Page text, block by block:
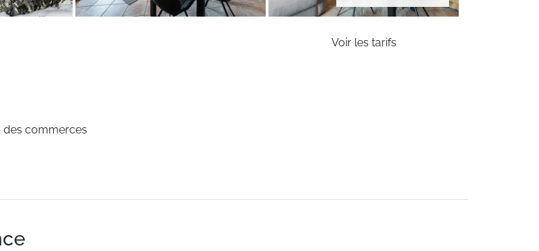
Voir les tarifs
des commerces